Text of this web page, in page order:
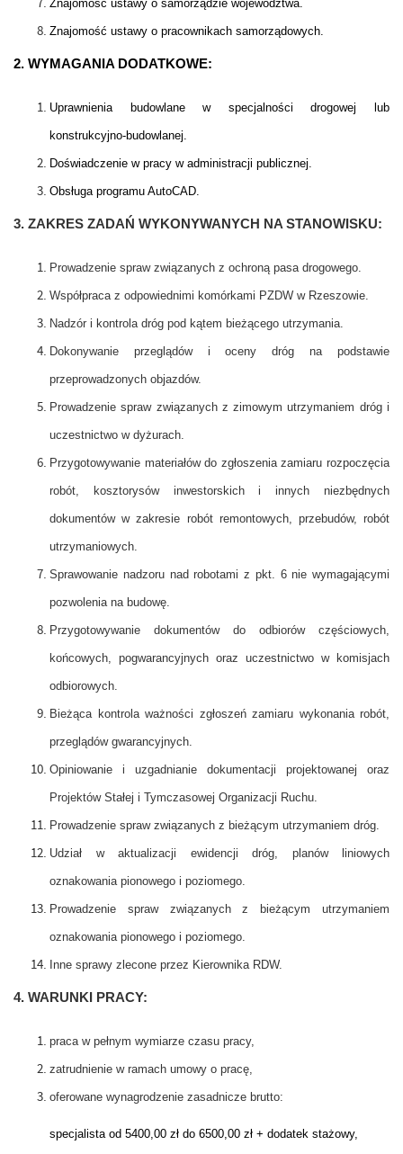
Znajomość ustawy o samorządzie województwa.
Znajomość ustawy o pracownikach samorządowych.
2. WYMAGANIA DODATKOWE:
Uprawnienia budowlane w specjalności drogowej lub
konstrukcyjno-budowlanej.
Doświadczenie w pracy w administracji publicznej.
Obsługa programu AutoCAD.
3. ZAKRES ZADAŃ WYKONYWANYCH NA STANOWISKU:
Prowadzenie spraw związanych z ochroną pasa drogowego.
Współpraca z odpowiednimi komórkami PZDW w Rzeszowie.
Nadzór i kontrola dróg pod kątem bieżącego utrzymania.
Dokonywanie przeglądów i oceny dróg na podstawie
przeprowadzonych objazdów.
Prowadzenie spraw związanych z zimowym utrzymaniem dróg i
uczestnictwo w dyżurach.
Przygotowywanie materiałów do zgłoszenia zamiaru rozpoczęcia
robót, kosztorysów inwestorskich i innych niezbędnych
dokumentów w zakresie robót remontowych, przebudów, robót
utrzymaniowych.
Sprawowanie nadzoru nad robotami z pkt. 6 nie wymagającymi
pozwolenia na budowę.
Przygotowywanie dokumentów do odbiorów częściowych,
końcowych, pogwarancyjnych oraz uczestnictwo w komisjach
odbiorowych.
Bieżąca kontrola ważności zgłoszeń zamiaru wykonania robót,
przeglądów gwarancyjnych.
Opiniowanie i uzgadnianie dokumentacji projektowanej oraz
Projektów Stałej i Tymczasowej Organizacji Ruchu.
Prowadzenie spraw związanych z bieżącym utrzymaniem dróg.
Udział w aktualizacji ewidencji dróg, planów liniowych
oznakowania pionowego i poziomego.
Prowadzenie spraw związanych z bieżącym utrzymaniem
oznakowania pionowego i poziomego.
Inne sprawy zlecone przez Kierownika RDW.
4. WARUNKI PRACY:
praca w pełnym wymiarze czasu pracy,
zatrudnienie w ramach umowy o pracę,
oferowane wynagrodzenie zasadnicze brutto:
specjalista od 5400,00 zł do 6500,00 zł + dodatek stażowy,